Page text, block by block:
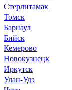
Стерлитамак
Томск
Барнаул
Бийск
Кемерово
Новокузнецк
Иркутск
Улан-Удэ